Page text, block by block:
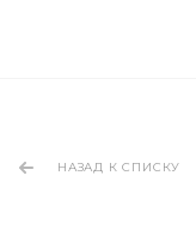
НАЗАД К СПИСКУ